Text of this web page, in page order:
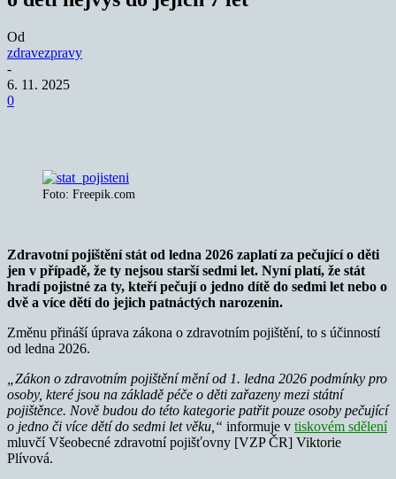
Od
zdravezpravy
-
6. 11. 2025
0
Foto: Freepik.com
Zdravotní pojištění stát od ledna 2026 zaplatí za pečující o děti
jen v případě, že ty nejsou starší sedmi let. Nyní platí, že stát
hradí pojistné za ty, kteří pečují o jedno dítě do sedmi let nebo o
dvě a více dětí do jejich patnáctých narozenin.
Změnu přináší úprava zákona o zdravotním pojištění, to s účinností
od ledna 2026.
„Zákon o zdravotním pojištění mění od 1. ledna 2026 podmínky pro
osoby, které jsou na základě péče o děti zařazeny mezi státní
pojištěnce. Nově budou do této kategorie patřit pouze osoby pečující
o jedno či více dětí do sedmi let věku,“ informuje v tiskovém sdělení
mluvčí Všeobecné zdravotní pojišťovny [VZP ČR] Viktorie
Plívová.